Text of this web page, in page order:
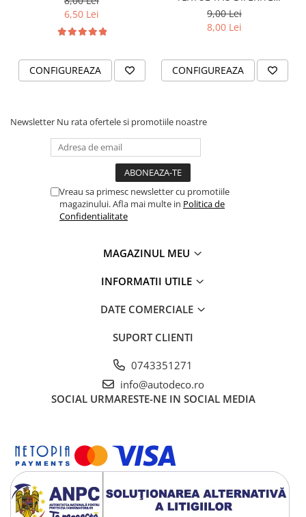
CARTI DE VIZITA
ECHIPAMENT DE LUCRU
PLACUTE INFORMATIVE
BANNERE PERSONALIZATE
TRICOURI MĂRCI AUTO
TRICOURI AUDI
TRICOURI BMW
TRICOURI FORD
TRICOURI HONDA
TRICOURI VOLKSWAGEN
PENTRU PASIONATII AUTO
TRICOURI AMUZANTE
TRICOURI CU PROFESII
TRICOURI CUPLURI/TINERI
CASATORITI
TRICOURI DAMA
6,50 Lei
CONFIGUREAZA
FONTURI
9,00 Lei
8,00 Lei
CONFIGUREAZA
Newsletter Nu rata ofertele si promotiile noastre
Vreau sa primesc newsletter cu promotiile
magazinului. Afla mai multe in Politica de
Confidentialitate
MAGAZINUL MEU
INFORMATII UTILE
DATE COMERCIALE
SUPORT CLIENTI
0743351271
info@autodeco.ro
SOCIAL URMARESTE-NE IN SOCIAL MEDIA